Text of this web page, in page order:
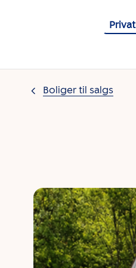
Privat
Boliger til salgs